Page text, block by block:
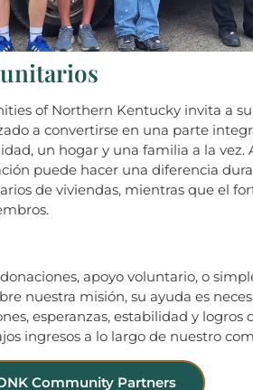
of Northern Kentucky invita a su
a convertirse en una parte
un hogar y una familia a la vez.
puede hacer una diferencia
de viviendas, mientras que el
donaciones, apoyo voluntario, o
nuestra misión, su ayuda es
esperanzas, estabilidad y logros
ingresos a lo largo de nuestro
Community Partners